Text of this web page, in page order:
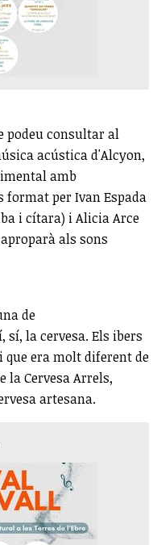
podeu consultar al
acústica d'Alcyon,
amb
format per Ivan Espada
i cítara) i Alicia Arce
als sons
de
sí, la cervesa. Els ibers
que era molt diferent de
la Cervesa Arrels,
artesana.